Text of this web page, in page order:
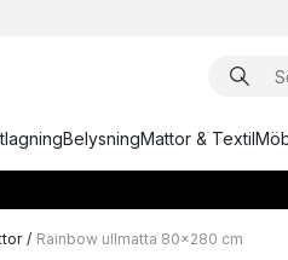
BelysningMattor & Textil
/ Rainbow ullmatta 80x280 cm